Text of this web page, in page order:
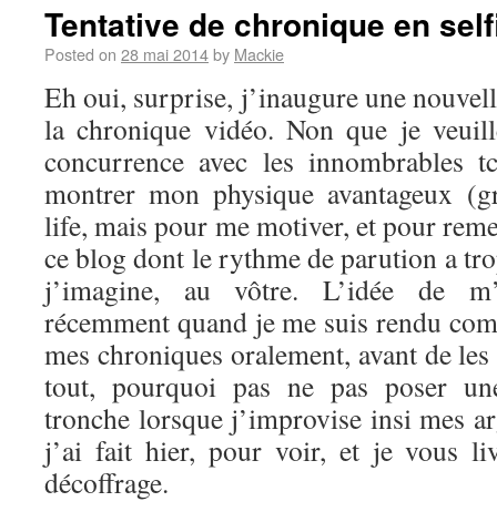
Tentative de chronique en
Posted on 28 mai 2014by Mackie
Eh oui, surprise, j’inaugure une
la chronique vidéo. Non que je
concurrence avec les innombrables
montrer mon physique avantageux
life, mais pour me motiver, et pour
ce blog dont le rythme de parution a
j’imagine, au vôtre. L’idée de
récemment quand je me suis rendu
mes chroniques oralement, avant de
tout, pourquoi pas ne pas poser
tronche lorsque j’improvise insi mes
j’ai fait hier, pour voir, et je vous
décoffrage.